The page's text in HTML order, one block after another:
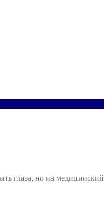
глаза, но на медицинский